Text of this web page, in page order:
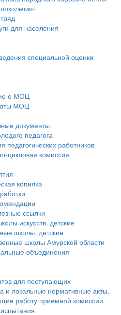
для населения
специальной оценки
о МОЦ
МОЦ
документы
педагога
педагогических работников
цикловая комиссия
копилка
ссылки
искусств, детские
школы, детские
школы Амурской области
объединения
для поступающих
и локальные нормативные акты,
работу приемной комиссии